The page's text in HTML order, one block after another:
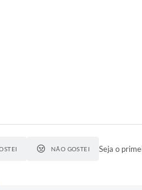
NÃO GOSTEI Seja o